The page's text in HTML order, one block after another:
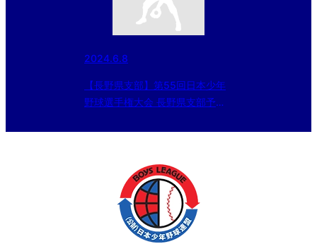
2024.6.8
【長野県支部】第55回日本少年
野球選手権大会 長野県支部予選